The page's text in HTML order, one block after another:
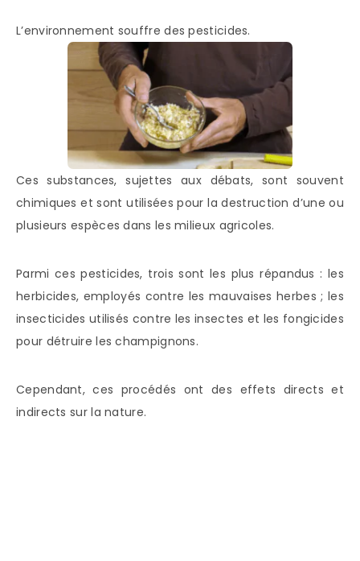
L’environnement souffre des pesticides.
Ces substances, sujettes aux débats, sont souvent
chimiques et sont utilisées pour la destruction d’une ou
plusieurs espèces dans les milieux agricoles.
Parmi ces pesticides, trois sont les plus répandus : les
herbicides, employés contre les mauvaises herbes ; les
insecticides utilisés contre les insectes et les fongicides
pour détruire les champignons.
Cependant, ces procédés ont des effets directs et
indirects sur la nature.